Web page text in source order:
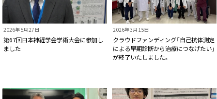
2026年5月27日
第67回日本神経学会学術大会に参加し
ました
2026年3月15日
クラウドファンディング「⾃⼰抗体測定
による早期診断から治療につなげたい」
が終了いたしました。